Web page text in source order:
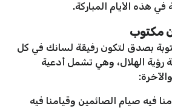
هذه الأيام المباركة.
مكتوب
بصدق لتكون رفيقة لسانك في كل
الهلال، وهي تشمل أدعية
فيه صيام الصائمين وقيامنا فيه